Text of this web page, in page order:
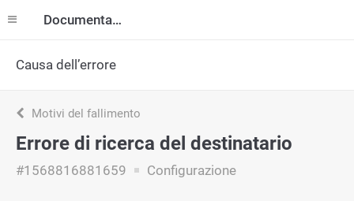
Documentazione
Causa dell’errore
Motivi del fallimento
Errore di ricerca del destinatario
#1568816881659 Configurazione